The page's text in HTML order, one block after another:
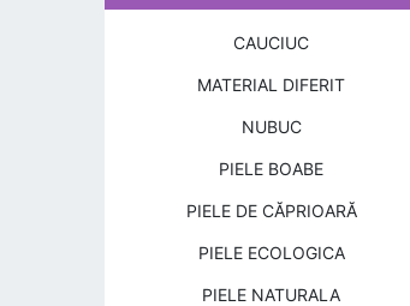
CAUCIUC
MATERIAL DIFERIT
NUBUC
PIELE BOABE
PIELE DE CĂPRIOARĂ
PIELE ECOLOGICA
PIELE NATURALA